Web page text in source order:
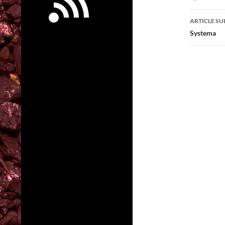
ARTICLE
Systema